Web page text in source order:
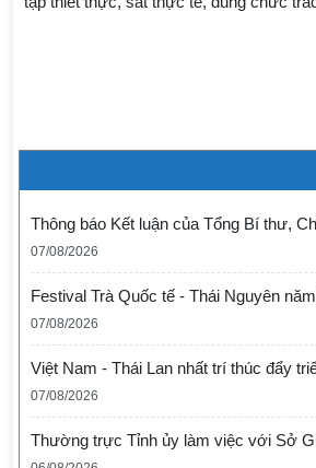
Thông báo Kết luận của Tổng Bí thư,
07/08/2026
Festival Trà Quốc tế - Thái Nguyên
07/08/2026
Việt Nam - Thái Lan nhất trí thúc đẩy
07/08/2026
Thường trực Tỉnh ủy làm việc với Sở